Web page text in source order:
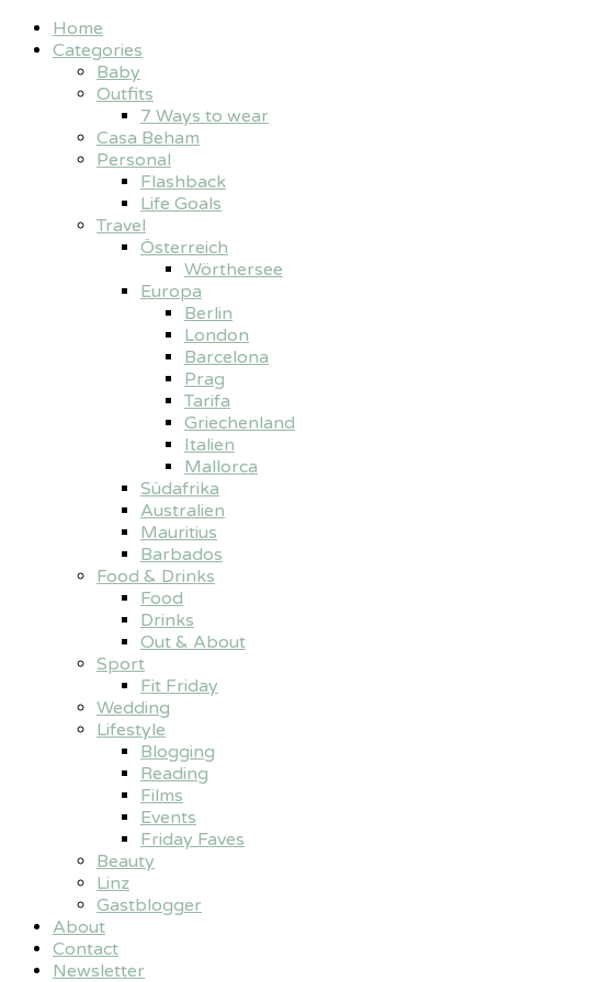
Home
Categories
Baby
Outfits
7 Ways to wear
Casa Beham
Personal
Flashback
Life Goals
Travel
Österreich
Wörthersee
Europa
Berlin
London
Barcelona
Prag
Tarifa
Griechenland
Italien
Mallorca
Südafrika
Australien
Mauritius
Barbados
Food & Drinks
Food
Drinks
Out & About
Sport
Fit Friday
Wedding
Lifestyle
Blogging
Reading
Films
Events
Friday Faves
Beauty
Linz
Gastblogger
About
Contact
Newsletter